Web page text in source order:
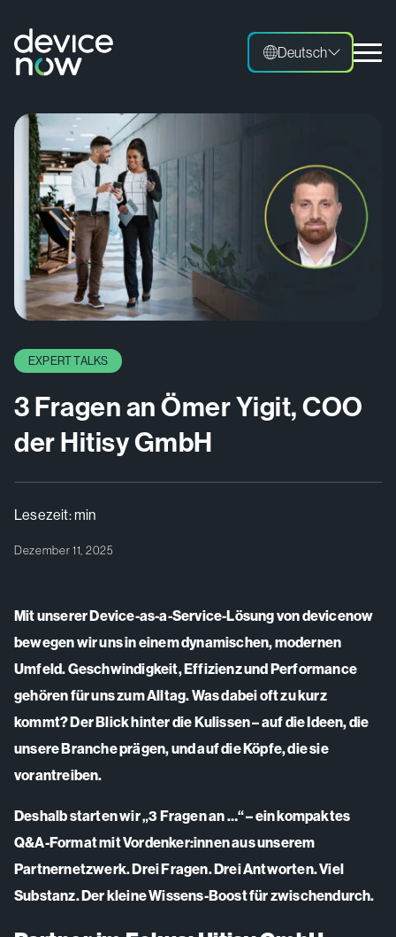
Deutsch
EXPERT TALKS
3 Fragen an Ömer Yigit, COO
der Hitisy GmbH
Lesezeit:min
Dezember 11, 2025
Mit unserer Device-as-a-Service-Lösung von devicenow
bewegen wir uns in einem dynamischen, modernen
Umfeld. Geschwindigkeit, Effizienz und Performance
gehören für uns zum Alltag. Was dabei oft zu kurz
kommt? Der Blick hinter die Kulissen – auf die Ideen, die
unsere Branche prägen, und auf die Köpfe, die sie
vorantreiben.
Deshalb starten wir „3 Fragen an …“ – ein kompaktes
Q&A-Format mit Vordenker:innen aus unserem
Partnernetzwerk. Drei Fragen. Drei Antworten. Viel
Substanz. Der kleine Wissens-Boost für zwischendurch.